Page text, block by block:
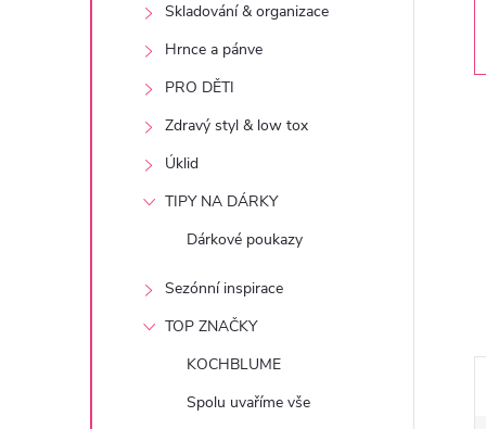
Skladování & organizace
Hrnce a pánve
PRO DĚTI
Zdravý styl & low tox
Úklid
TIPY NA DÁRKY
Dárkové poukazy
Sezónní inspirace
TOP ZNAČKY
KOCHBLUME
Spolu uvaříme vše